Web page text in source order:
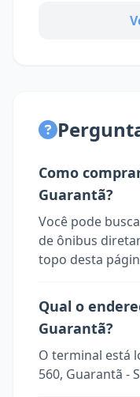
Como
Guarantã?
Você pode
de ônibus
topo desta
Qual o
Guarantã?
O terminal está
560, Guarantã -